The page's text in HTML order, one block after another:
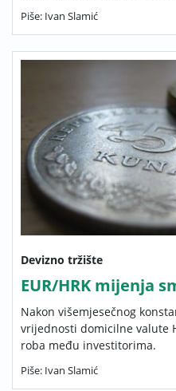
Piše: Ivan Slamić
Devizno tržište
EUR/HRK mijenja
Nakon višemjesečnog
vrijednosti domicilne valute
roba među investitorima.
Piše: Ivan Slamić